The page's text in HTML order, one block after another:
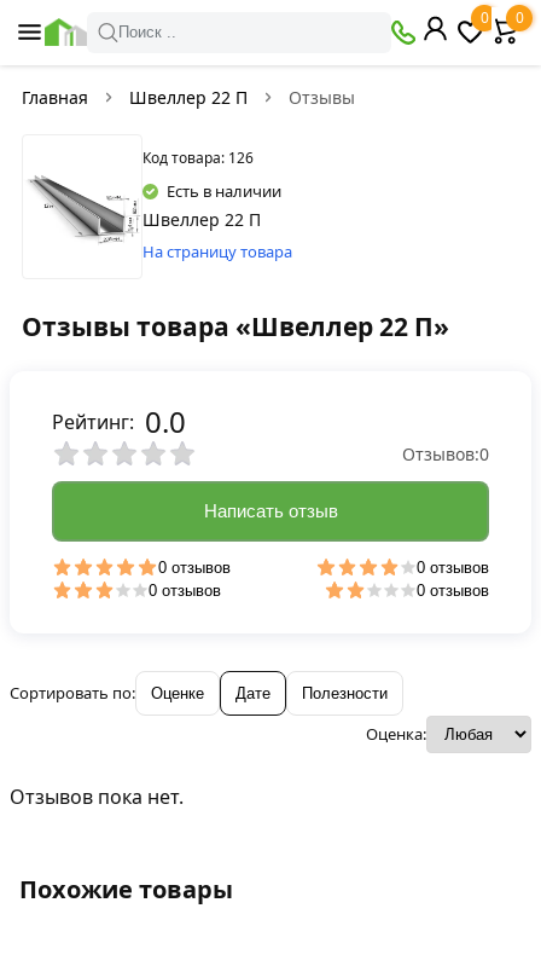
Поиск ..
0 0
Главная Швеллер 22 П Отзывы
Код товара: 126
Есть в наличии
Швеллер 22 П
На страницу товара
Отзывы товара «Швеллер 22 П»
Сортировать по: Оценке Дате Полезности
Оценка:
Отзывов пока нет.
Рейтинг: 0.0
Отзывов:0
Написать отзыв
0 отзывов
0 отзывов
0 отзывов
0 отзывов
Похожие товары